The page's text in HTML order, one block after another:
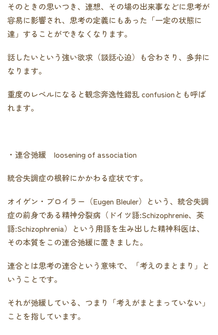
そのときの思いつき、連想、その場の出来事などに思考が
容易に影響され、思考の定義にもあった「一定の状態に
達」することができなくなります。
話したいという強い欲求（談話心迫）も合わさり、多弁に
なります。
重度のレベルになると観念奔逸性錯乱 confusionとも呼ば
れます。
・連合弛緩 loosening of association
統合失調症の根幹にかかわる症状です。
オイゲン・ブロイラー（Eugen Bleuler）という、統合失調
症の前身である精神分裂病（ドイツ語:Schizophrenie、英
語:Schizophrenia）という用語を生み出した精神科医は、
その本質をこの連合弛緩に置きました。
連合とは思考の連合という意味で、「考えのまとまり」と
いうことです。
それが弛緩している、つまり「考えがまとまっていない」
ことを指しています。